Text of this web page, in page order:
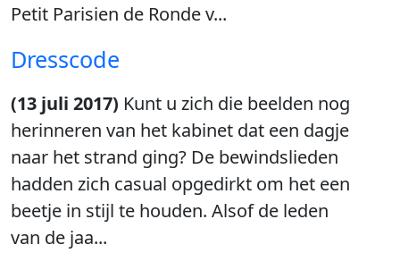
Petit Parisien de Ronde v...
Dresscode
(13 juli 2017) Kunt u zich die beelden nog
herinneren van het kabinet dat een dagje
naar het strand ging? De bewindslieden
hadden zich casual opgedirkt om het een
beetje in stijl te houden. Alsof de leden
van de jaa...